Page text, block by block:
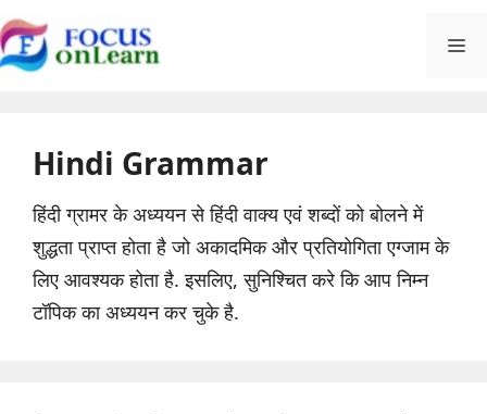
Skip
to
content
Hindi Grammar
हिंदी ग्रामर के अध्ययन से हिंदी वाक्य एवं शब्दों को बोलने में
शुद्धता प्राप्त होता है जो अकादमिक और प्रतियोगिता एग्जाम के
लिए आवश्यक होता है. इसलिए, सुनिश्चित करे कि आप निम्न
टॉपिक का अध्ययन कर चुके है.